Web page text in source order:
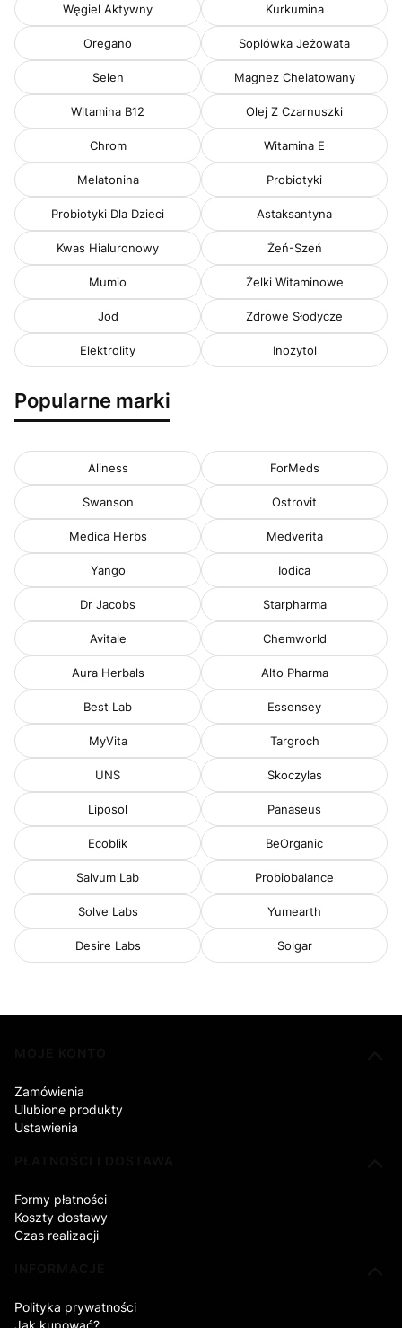
Węgiel Aktywny Kurkumina
Oregano Soplówka Jeżowata
Selen Magnez Chelatowany
Witamina B12 Olej Z Czarnuszki
Chrom Witamina E
Melatonina Probiotyki
Probiotyki Dla Dzieci Astaksantyna
Kwas Hialuronowy Żeń-Szeń
Mumio Żelki Witaminowe
Jod Zdrowe Słodycze
Elektrolity Inozytol
Popularne marki
Aliness ForMeds
Swanson Ostrovit
Medica Herbs Medverita
Yango Iodica
Dr Jacobs Starpharma
Avitale Chemworld
Aura Herbals Alto Pharma
Best Lab Essensey
MyVita Targroch
UNS Skoczylas
Liposol Panaseus
Ecoblik BeOrganic
Salvum Lab Probiobalance
Solve Labs Yumearth
Desire Labs Solgar
Zamówienia
Ulubione produkty
Ustawienia
Formy płatności
Koszty dostawy
Czas realizacji
Polityka prywatności
Jak kupować?